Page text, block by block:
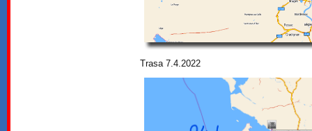
Trasa 7.4.2022